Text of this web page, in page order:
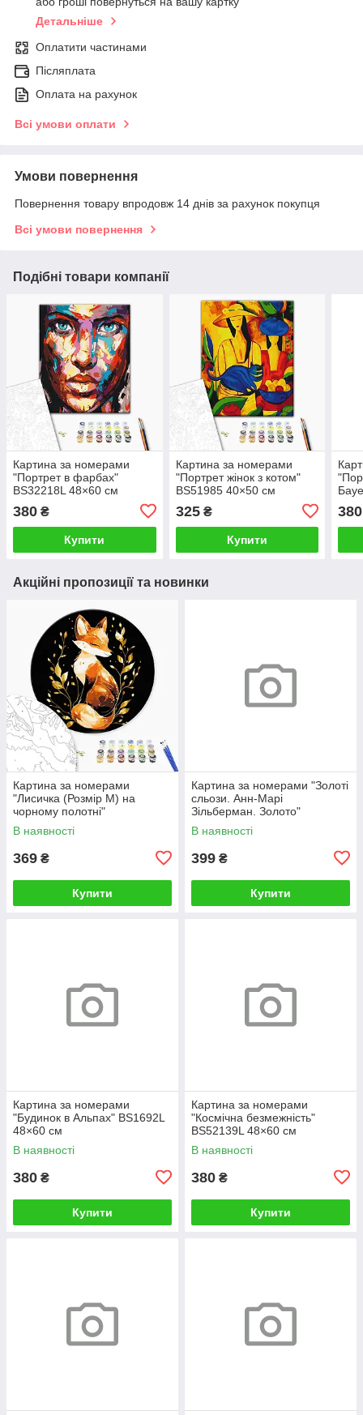
Детальніше
Оплатити частинами
Післяплата
Оплата на рахунок
Всі умови оплати
Умови повернення
Повернення товару впродовж 14 днів за рахунок покупця
Всі умови повернення
Подібні товари компанії
Картина за номерами
"Портрет в фарбах"
BS32218L 48×60 см
380 ₴
Купити
Картина за номерами
"Портрет жінок з котом"
BS51985 40×50 см
325₴
Купити
380
Акційні пропозиції та новинки
Картина за номерами
"Лисичка (Розмір М) на
чорному полотні"
RCB00126М 30
В наявності
369 ₴
Купити
Картина за номерами "Золоті
сльози. Анн-Марі
Зільберман. Золото"
BS52812L 48×60 см
В наявності
399 ₴
Купити
Картина за номерами
"Будинок в Альпах" BS1692L
48×60 см
В наявності
380 ₴
Купити
Картина за номерами
"Космічна безмежність"
BS52139L 48×60 см
В наявності
380 ₴
Купити